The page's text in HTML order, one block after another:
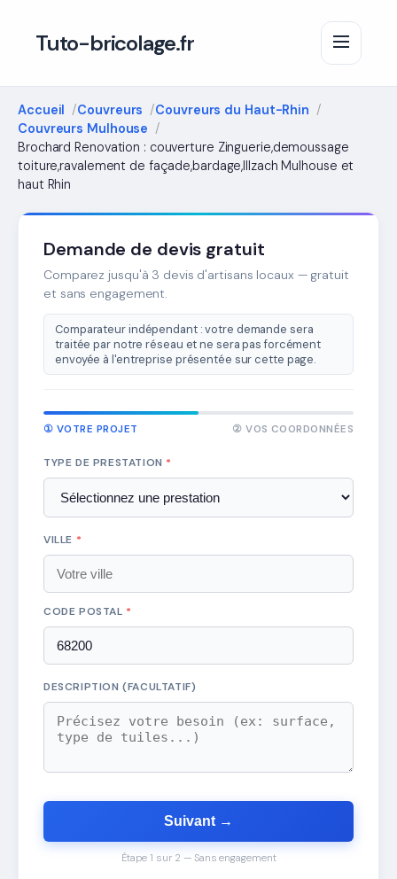
Tuto-bricolage.fr
Accueil Couvreurs
Couvreurs du Haut-Rhin
Couvreurs Mulhouse
Brochard Renovation : couverture Zinguerie,demoussage
toiture,ravalement de façade,bardage,Illzach Mulhouse et
haut Rhin
Demande de devis gratuit
Comparez jusqu'à 3 devis d'artisans locaux — gratuit
et sans engagement.
Comparateur indépendant : votre demande sera
traitée par notre réseau et ne sera pas forcément
envoyée à l'entreprise présentée sur cette page.
① VOTRE PROJET ② VOS COORDONNÉES
TYPE DE PRESTATION *
VILLE *
CODE POSTAL *
DESCRIPTION (FACULTATIF)
Suivant →
Étape 1 sur 2 — Sans engagement